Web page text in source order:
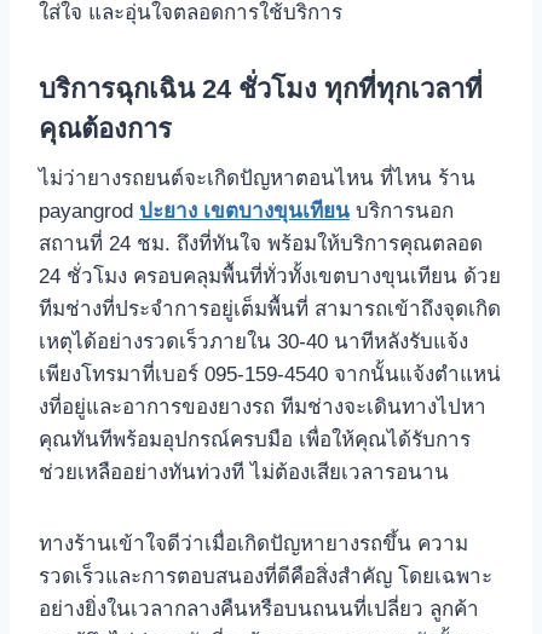
ใส่ใจ และอุ่นใจตลอดการใช้บริการ
บริการฉุกเฉิน 24 ชั่วโมง ทุกที่ทุกเวลาที่
คุณต้องการ
ไม่ว่ายางรถยนต์จะเกิดปัญหาตอนไหน ที่ไหน ร้าน
payangrod ปะยาง เขตบางขุนเทียน บริการนอก
สถานที่ 24 ชม. ถึงที่ทันใจ พร้อมให้บริการคุณตลอด
24 ชั่วโมง ครอบคลุมพื้นที่ทั่วทั้งเขตบางขุนเทียน ด้วย
ทีมช่างที่ประจําการอยู่เต็มพื้นที่ สามารถเข้าถึงจุดเกิด
เหตุได้อย่างรวดเร็วภายใน 30-40 นาทีหลังรับแจ้ง
เพียงโทรมาที่เบอร์ 095-159-4540 จากนั้นแจ้งตําแหน่
งที่อยู่และอาการของยางรถ ทีมช่างจะเดินทางไปหา
คุณทันทีพร้อมอุปกรณ์ครบมือ เพื่อให้คุณได้รับการ
ช่วยเหลืออย่างทันท่วงที ไม่ต้องเสียเวลารอนาน
ทางร้านเข้าใจดีว่าเมื่อเกิดปัญหายางรถขึ้น ความ
รวดเร็วและการตอบสนองที่ดีคือสิ่งสําคัญ โดยเฉพาะ
อย่างยิ่งในเวลากลางคืนหรือบนถนนที่เปลี่ยว ลูกค้า